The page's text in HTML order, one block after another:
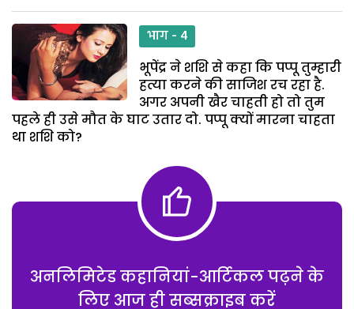
भाग - 4
भूपेंद्र ने शशि से कहा कि पप्पू तुम्हारी
हत्या करने की साजिश रच रहा है.
अगर अपनी खैर चाहती हो तो तुम
पहले ही उसे मौत के घाट उतार दो. पप्पू क्यों मारना चाहता
था शशि को?
अनलिमिटेड कहानियां-आर्टिकल पढ़ने के
लिए आज ही सब्सक्राइब करें